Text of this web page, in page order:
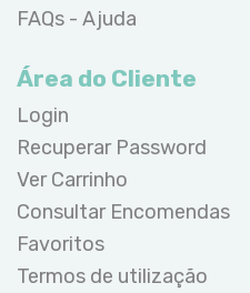
FAQs - Ajuda
Área do Cliente
Login
Recuperar Password
Ver Carrinho
Consultar Encomendas
Favoritos
Termos de utilização